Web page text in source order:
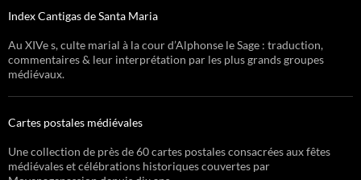
Index Cantigas de Santa Maria
Au XIVe s, culte marial à la cour d’Alphonse le Sage : traduction,
commentaires & leur interprétation par les plus grands groupes
médiévaux.
Cartes postales médiévales
Une collection de près de 60 cartes postales consacrées aux fêtes
médiévales et célébrations historiques couvertes par